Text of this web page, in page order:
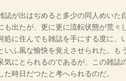
が出はぢめると多少の同人めいた
も出たが、更に更に流転状態が荒々
処に住んでも雑誌を手にする度に、
いふ風な愉快を覚えさせられた。も
気にとられるのであるが、この雑誌
時日だつたと考へられるのだ。